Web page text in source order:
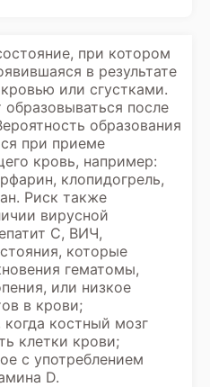
при котором
в результате
или сгустками.
после
образования
при приеме
кровь, например:
клопидогрель,
Риск также
вирусной
С, ВИЧ,
которые
гематомы,
или низкое
в крови;
когда костный мозг
клетки крови;
с употреблением
D.